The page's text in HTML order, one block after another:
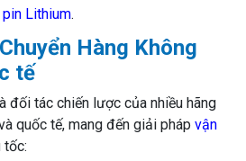
pin Lithium.
Hàng Không
tế
đối tác chiến lược của nhiều hãng
quốc tế, mang đến giải phápvận
tốc: